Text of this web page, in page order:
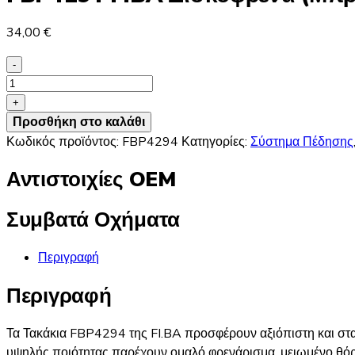
34,00 €
-
FBP4294
FIBA
Δισκόφρενα
(Μπροστά)
VW,
ποσότητα
+
Προσθήκη στο καλάθι
Κωδικός προϊόντος: FBP4294 Κατηγορίες: Σύστημα Πέδησης
Αντιστοιχίες OEM
Συμβατά Οχήματα
Περιγραφή
Περιγραφή
Τα Τακάκια FBP4294 της FI.BA προσφέρουν αξιόπιστη και